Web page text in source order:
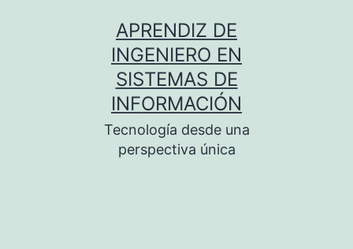
APRENDIZ DE
INGENIERO EN
SISTEMAS DE
INFORMACIÓN
Tecnología desde una
perspectiva única